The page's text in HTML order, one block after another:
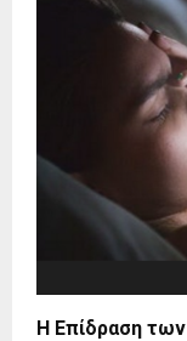
Η Επίδραση